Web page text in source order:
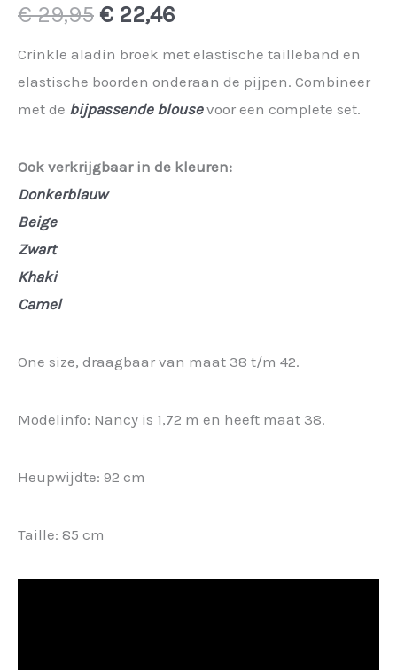
€29,95 Oorspronkelijke
prijs
€ 22,46Huidige
prijs
Crinkle aladin broek met elastische tailleband en
elastische boorden onderaan de pijpen. Combineer
met de bijpassende blouse voor een complete set.
Ook verkrijgbaar in de kleuren:
Donkerblauw
Beige
Zwart
Khaki
Camel
One size, draagbaar van maat 38 t/m 42.
Modelinfo: Nancy is 1,72 m en heeft maat 38.
Heupwijdte: 92 cm
Taille: 85 cm